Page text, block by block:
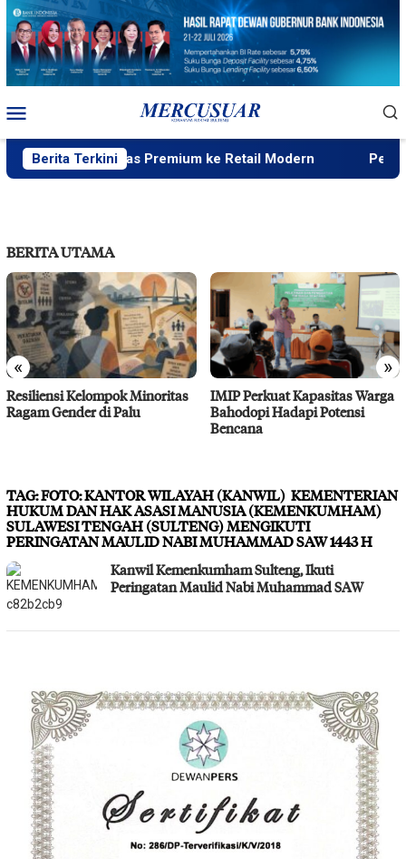
Loncat
konten
Mobile
Berita Terkini
Beras Premium ke Retail Modern Peneliti
BERITA UTAMA
« »
Resiliensi Kelompok Minoritas
Ragam Gender di Palu
IMIP Perkuat Kapasitas Warga
Bahodopi Hadapi Potensi
Bencana
TAG:FOTO: KANTOR WILAYAH (KANWIL) KEMENTERIAN
HUKUM DAN HAK ASASI MANUSIA (KEMENKUMHAM)
SULAWESI TENGAH (SULTENG) MENGIKUTI
PERINGATAN MAULID NABI MUHAMMAD SAW 1443 H
Kanwil Kemenkumham Sulteng, Ikuti
Peringatan Maulid Nabi Muhammad SAW